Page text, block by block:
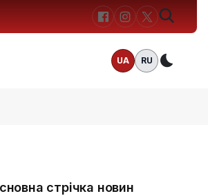
UA RU
стрічка новин